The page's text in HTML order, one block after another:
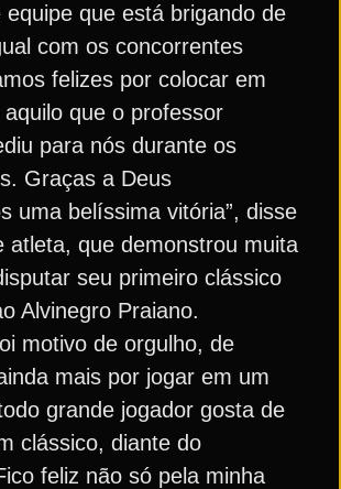
equipe que está brigando de
com os concorrentes
felizes por colocar em
que o professor
para nós durante os
Graças a Deus
uma belíssima vitória”, disse
atleta, que demonstrou muita
seu primeiro clássico
Alvinegro Praiano.
motivo de orgulho, de
mais por jogar em um
grande jogador gosta de
clássico, diante do
feliz não só pela minha